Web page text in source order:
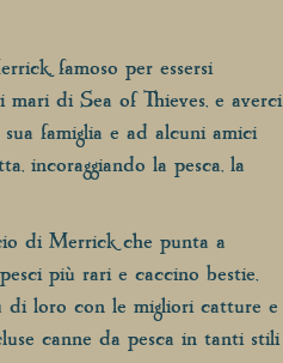
famoso per essersi
di Sea of Thieves, e averci
famiglia e ad alcuni amici
incoraggiando la pesca, la
di Merrick che punta a
più rari e caccino bestie,
di loro con le migliori catture e
canne da pesca in tanti stili